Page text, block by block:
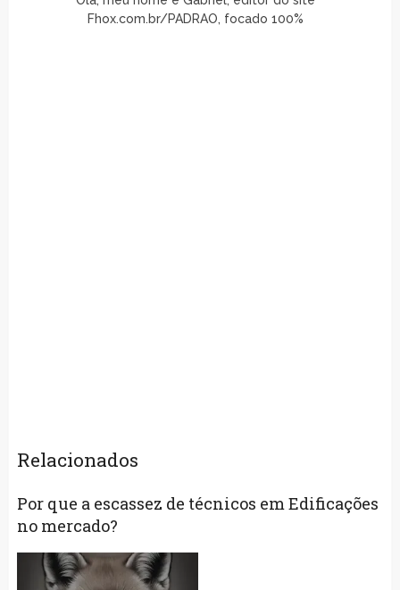
Fhox.com.br/PADRAO, focado 100%
Relacionados
Por que a escassez de técnicos em Edificações
no mercado?